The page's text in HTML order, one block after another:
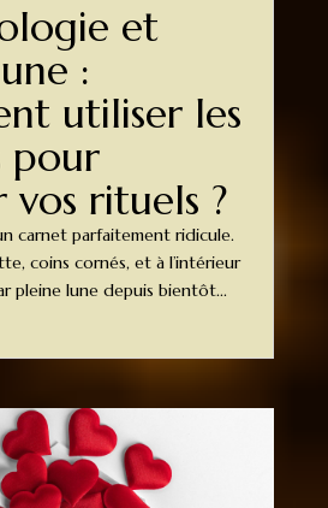
et
:
utiliser les
pour
vos rituels ?
carnet parfaitement ridicule.
coins cornés, et à l’intérieur
pleine lune depuis bientôt...